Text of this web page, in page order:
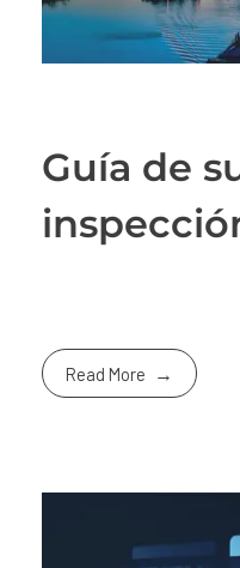
Guía de
Read More